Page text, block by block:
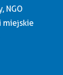
NGO
miejskie